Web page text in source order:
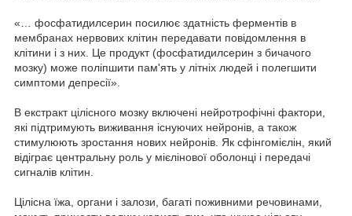
«… фосфатидилсерин посилює здатність ферментів в
мембранах нервових клітин передавати повідомлення в
клітини і з них. Це продукт (фосфатидилсерин з бичачого
мозку) може поліпшити пам'ять у літніх людей і полегшити
симптоми депресії».
В екстракт цілісного мозку включені нейротрофічні фактори,
які підтримують виживання існуючих нейронів, а також
стимулюють зростання нових нейронів. Як сфінгомієлін, який
відіграє центральну роль у мієлінової оболонці і передачі
сигналів клітин.
Цілісна їжа, органи і залози, багаті поживними речовинами,